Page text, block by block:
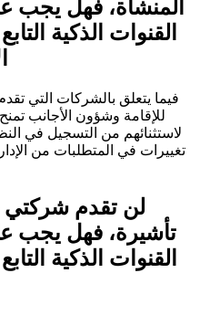
المنشأة، فهل يجب
القنوات الذكية
فيما يتعلق بالشركات التي تقدم
للإقامة وشؤون الأجانب
لاستثنائهم من التسجيل في
تغييرات في المتطلبات من
لن تقدم
تأشيرة، فهل يجب
القنوات الذكية